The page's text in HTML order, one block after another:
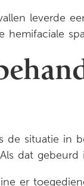
leverde
hemifaciale
de situatie in
dat
er